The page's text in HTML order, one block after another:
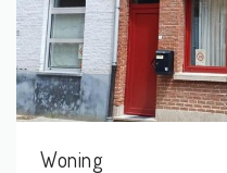
1
Woning